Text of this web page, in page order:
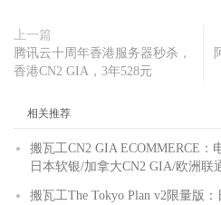
上一篇
腾讯云十周年香港服务器秒杀，
香港CN2 GIA，3年528元
相关推荐
搬瓦工CN2 GIA ECOMMERCE
日本软银/加拿大CN2 GIA/欧洲联
搬瓦工The Tokyo Plan v2限量版